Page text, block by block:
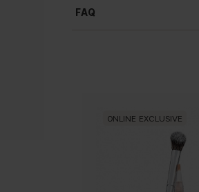
Pituus: 85 mm Leveys: 85
FAQ
ONLINE EXCLUSIVE